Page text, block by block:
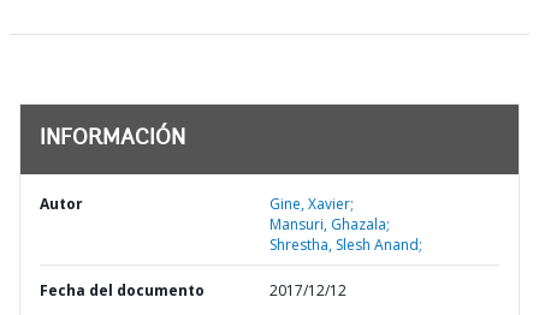
INFORMACIÓN
Autor
Gine, Xavier;
Mansuri, Ghazala;
Shrestha, Slesh Anand;
Fecha del documento 2017/12/12